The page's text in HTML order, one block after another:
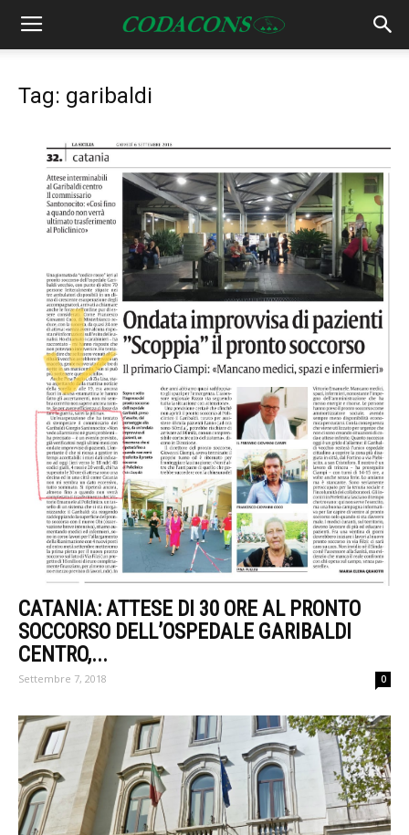
Tag: garibaldi
CATANIA: ATTESE DI 30 ORE AL PRONTO
SOCCORSO DELL’OSPEDALE GARIBALDI
CENTRO,...
Settembre 7, 2018 0